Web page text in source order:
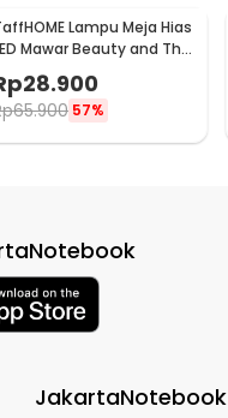
Lampu Meja Hias
Mawar Beauty and The
Beast Warm White - AC01
28.900
65.900 57%
JakartaNotebook